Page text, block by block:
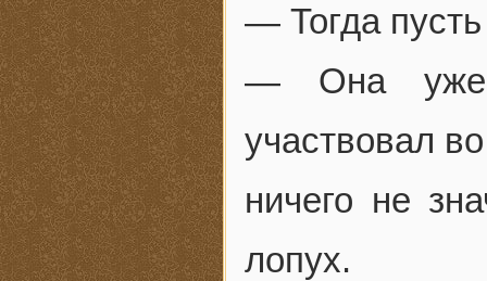
— Тогда
— Она уже
участвовал
ничего не
лопух.